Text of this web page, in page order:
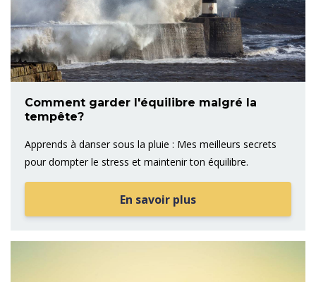
Comment garder l'équilibre malgré la
tempête?
Apprends à danser sous la pluie : Mes meilleurs secrets
pour dompter le stress et maintenir ton équilibre.
En savoir plus